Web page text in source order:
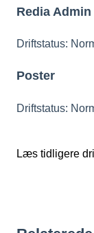
Redia Admin
Driftstatus:
Poster
Driftstatus:
Læs tidligere